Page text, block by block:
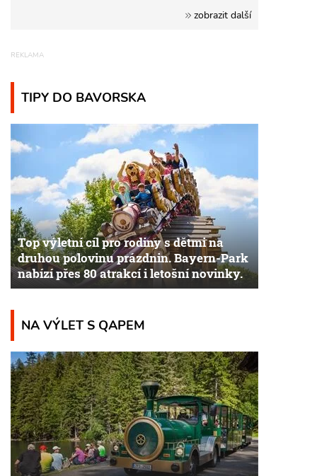
zobrazit další
TIPY DO BAVORSKA
Top výletní cíl pro rodiny s dětmi na
druhou polovinu prázdnin. Bayern-Park
nabízí přes 80 atrakcí i letošní novinky.
NA VÝLET S QAPEM